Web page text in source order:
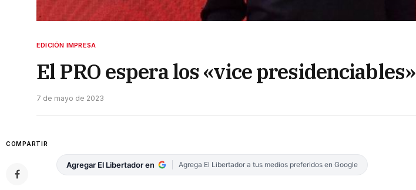
EDICIÓN IMPRESA
El PRO espera los «vice presidenciables»
7 de mayo de 2023
COMPARTIR
Agregar El Libertador en Agrega El Libertador a tus medios preferidos en Google